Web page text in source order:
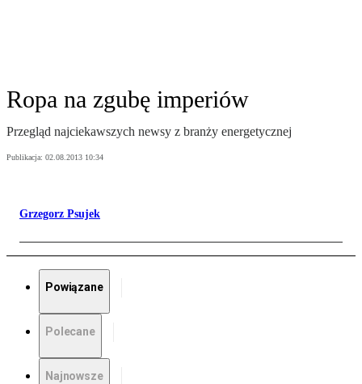
Ropa na zgubę imperiów
Przegląd najciekawszych newsy z branży energetycznej
Publikacja: 02.08.2013 10:34
Grzegorz Psujek
Powiązane
Polecane
Najnowsze